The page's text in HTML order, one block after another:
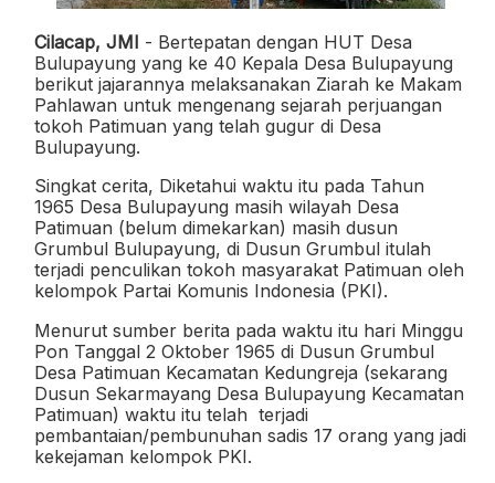
Cilacap, JMI - Bertepatan dengan HUT Desa
Bulupayung yang ke 40 Kepala Desa Bulupayung
berikut jajarannya melaksanakan Ziarah ke Makam
Pahlawan untuk mengenang sejarah perjuangan
tokoh Patimuan yang telah gugur di Desa
Bulupayung.
Singkat cerita, Diketahui waktu itu pada Tahun
1965 Desa Bulupayung masih wilayah Desa
Patimuan (belum dimekarkan) masih dusun
Grumbul Bulupayung, di Dusun Grumbul itulah
terjadi penculikan tokoh masyarakat Patimuan oleh
kelompok Partai Komunis Indonesia (PKI).
Menurut sumber berita pada waktu itu hari Minggu
Pon Tanggal 2 Oktober 1965 di Dusun Grumbul
Desa Patimuan Kecamatan Kedungreja (sekarang
Dusun Sekarmayang Desa Bulupayung Kecamatan
Patimuan) waktu itu telah terjadi
pembantaian/pembunuhan sadis 17 orang yang jadi
kekejaman kelompok PKI.